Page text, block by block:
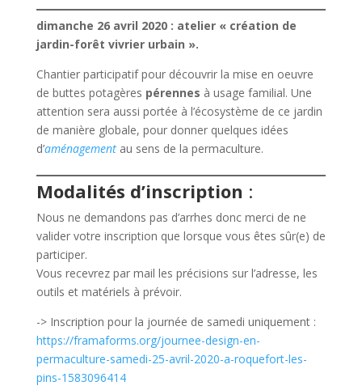
dimanche 26 avril 2020 : atelier « création de
jardin-forêt vivrier urbain ».
Chantier participatif pour découvrir la mise en oeuvre
de buttes potagères pérennes à usage familial. Une
attention sera aussi portée à l’écosystème de ce jardin
de manière globale, pour donner quelques idées
d’aménagementau sens de la permaculture.
Modalités d’inscription :
Nous ne demandons pas d’arrhes donc merci de ne
valider votre inscription que lorsque vous êtes sûr(e) de
participer.
Vous recevrez par mail les précisions sur l’adresse, les
outils et matériels à prévoir.
-> Inscription pour la journée de samedi uniquement :
https://framaforms.org/journee-design-en-
permaculture-samedi-25-avril-2020-a-roquefort-les-
pins-1583096414